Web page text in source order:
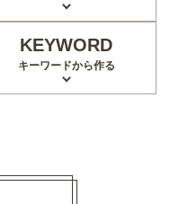
KEYWORD
キーワードから作る